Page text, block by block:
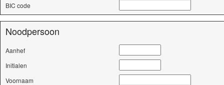
BIC code
Noodpersoon
Aanhef
Initialen
Voornaam